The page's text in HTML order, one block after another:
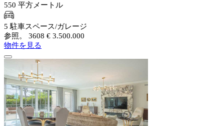
550 平方メートル
5 駐車スペース/ガレージ
参照。 3608 € 3.500.000
物件を見る